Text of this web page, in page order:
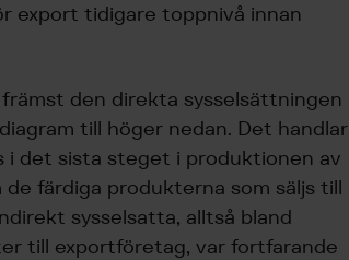
export tidigare toppnivå innan
den direkta sysselsättningen
till höger nedan. Det handlar
i det sista steget i produktionen av
färdiga produkterna som säljs till
sysselsatta, alltså bland
till exportföretag, var fortfarande